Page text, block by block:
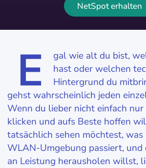
NetSpot erhalten
E
gal wie alt du bist,
hast oder welchen
Hintergrund du
gehst wahrscheinlich jeden
Wenn du lieber nicht einfach nur
klicken und aufs Beste hoffen
tatsächlich sehen möchtest, was
WLAN-Umgebung passiert, und
an Leistung herausholen willst,